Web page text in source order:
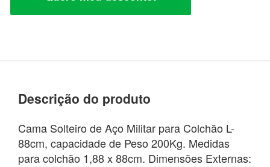
Descrição do produto
Cama Solteiro de Aço Militar para Colchão L-
88cm, capacidade de Peso 200Kg. Medidas
para colchão 1,88 x 88cm. Dimensões Externas: